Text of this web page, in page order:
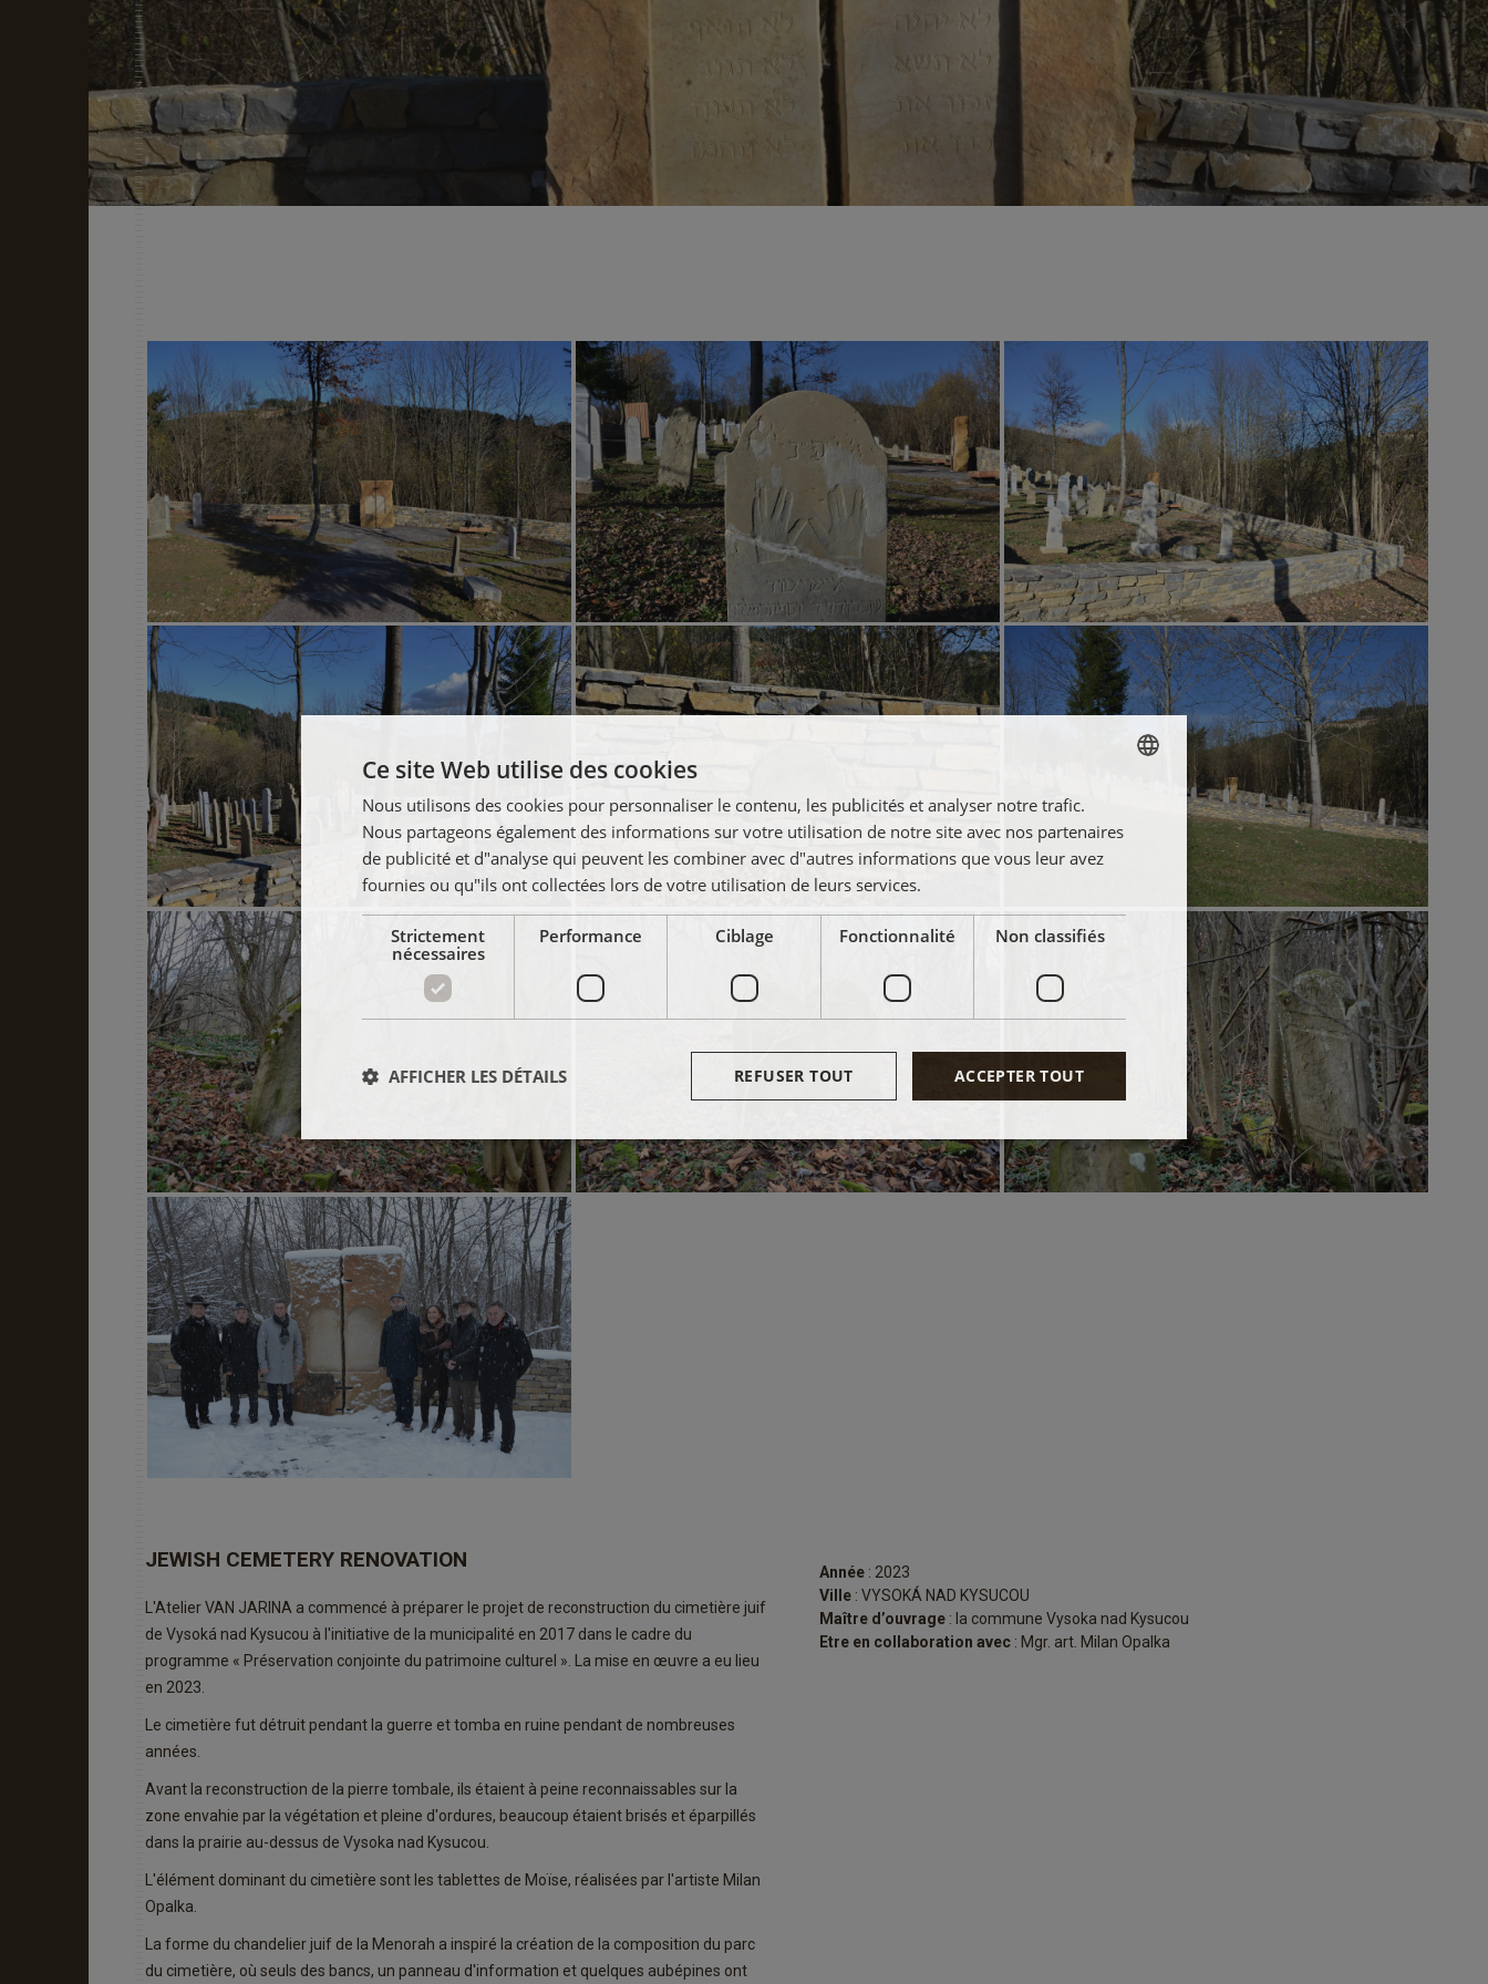
JEWISH CEMETERY RENOVATION
L'Atelier VAN JARINA a commencé à préparer le projet de reconstruction du cimetière juif
de Vysoká nad Kysucou à l'initiative de la municipalité en 2017 dans le cadre du
programme « Préservation conjointe du patrimoine culturel ». La mise en œuvre a eu lieu
en 2023.
Le cimetière fut détruit pendant la guerre et tomba en ruine pendant de nombreuses
années.
Avant la reconstruction de la pierre tombale, ils étaient à peine reconnaissables sur la
zone envahie par la végétation et pleine d'ordures, beaucoup étaient brisés et éparpillés
dans la prairie au-dessus de Vysoka nad Kysucou.
L'élément dominant du cimetière sont les tablettes de Moïse, réalisées par l'artiste Milan
Opalka.
La forme du chandelier juif de la Menorah a inspiré la création de la composition du parc
du cimetière, où seuls des bancs, un panneau d'information et quelques aubépines ont
Année : 2023
Ville : VYSOKÁ NAD KYSUCOU
Maître d’ouvrage : la commune Vysoka nad Kysucou
Etre en collaboration avec : Mgr. art. Milan Opalka
ENGLISH
POLISH
Ce site Web utilise des cookies
Nous utilisons des cookies pour personnaliser le contenu, les publicités et analyser notre trafic.
Nous partageons également des informations sur votre utilisation de notre site avec nos partenaires
de publicité et d"analyse qui peuvent les combiner avec d"autres informations que vous leur avez
fournies ou qu"ils ont collectées lors de votre utilisation de leurs services.
Strictement
nécessaires
Performance Ciblage Fonctionnalité Non classifiés
ACCEPTER TOUT
REFUSER TOUT
AFFICHER LES DÉTAILS